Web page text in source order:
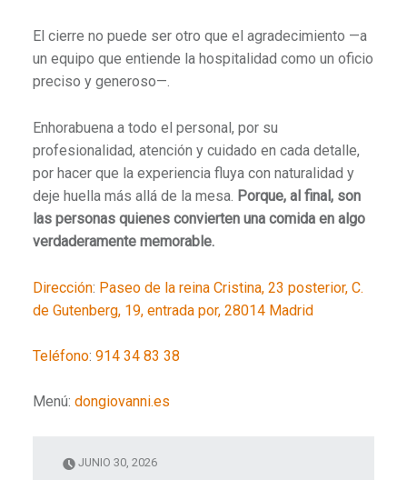
El cierre no puede ser otro que el agradecimiento —a
un equipo que entiende la hospitalidad como un oficio
preciso y generoso—.
Enhorabuena a todo el personal, por su
profesionalidad, atención y cuidado en cada detalle,
por hacer que la experiencia fluya con naturalidad y
deje huella más allá de la mesa. Porque, al final, son
las personas quienes convierten una comida en algo
verdaderamente memorable.
Dirección: Paseo de la reina Cristina, 23 posterior, C.
de Gutenberg, 19, entrada por, 28014 Madrid
Teléfono: 914 34 83 38
Menú: dongiovanni.es
JUNIO 30, 2026